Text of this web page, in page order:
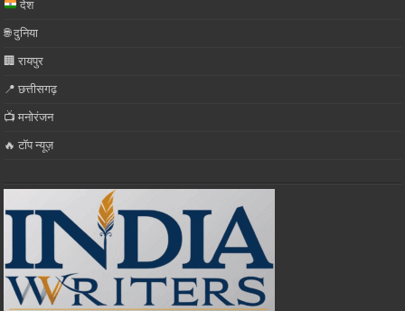
देश
🌐 दुनिया
🏢 रायपुर
📍 छत्तीसगढ़
📺 मनोरंजन
🔥 टॉप न्यूज़